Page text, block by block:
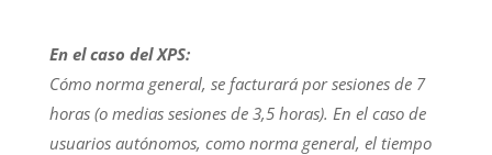
En el caso del XPS:
Cómo norma general, se facturará por sesiones de 7
horas (o medias sesiones de 3,5 horas). En el caso de
usuarios autónomos, como norma general, el tiempo